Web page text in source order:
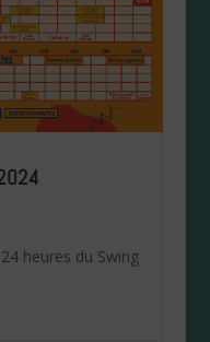
heures du Swing